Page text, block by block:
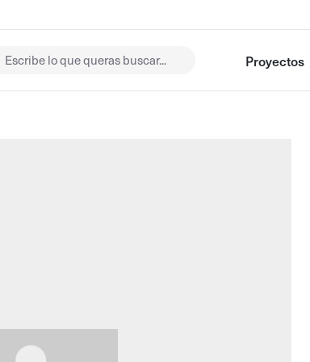
Escribe lo que queras buscar... Proyectos